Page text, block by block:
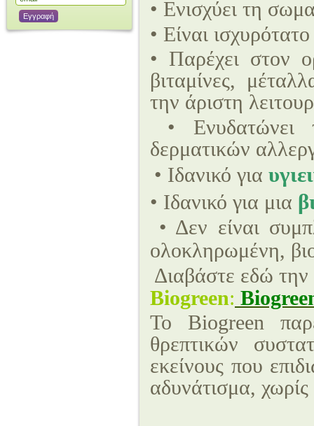
• Ενισχύει τη
• Είναι
• Παρέχει στον
βιταμίνες,
την άριστη
•
δερματικών
• Ιδανικό για
• Ιδανικό για μια
• Δεν είναι
ολοκληρωμένη,
Διαβάστε εδώ την
Biogreen:
Το Biogreen
θρεπτικών
εκείνους που
αδυνάτισμα, χωρίς